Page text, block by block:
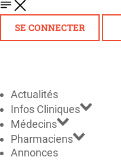
SE CONNECTER
Actualités
Infos Cliniques
Médecins
Pharmaciens
Annonces